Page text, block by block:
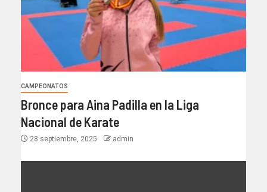
CAMPEONATOS
Bronce para Aina Padilla en la Liga
Nacional de Karate
28 septiembre, 2025 admin